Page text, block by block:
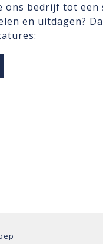
ons bedrijf tot een
en uitdagen?